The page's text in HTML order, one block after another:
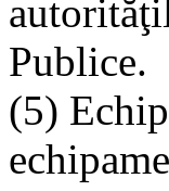
Publice.
(5)